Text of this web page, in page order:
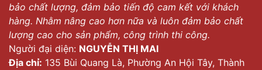
bảo chất lượng, đảm bảo tiến độ cam kết với khách
hàng. Nhằm nâng cao hơn nữa và luôn đảm bảo chất
lượng cao cho sản phẩm, công trình thi công.
Người đại diện: NGUYỄN THỊ MAI
Địa chỉ: 135 Bùi Quang Là, Phường An Hội Tây, Thành